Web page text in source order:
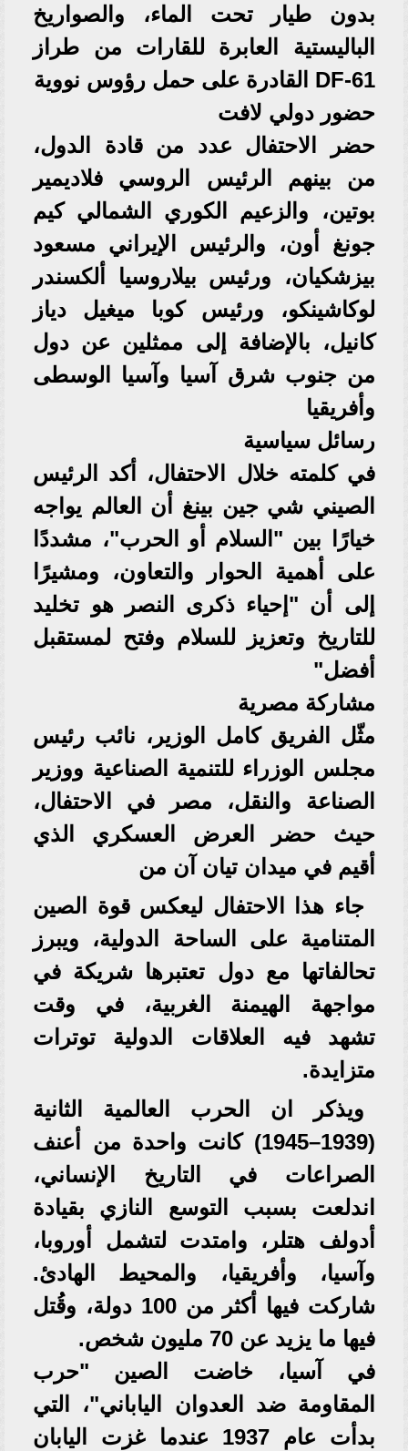
بدون طيار تحت الماء، والصواريخ
الباليستية العابرة للقارات من طراز
DF-61 القادرة على حمل رؤوس نووية
حضور دولي لافت
حضر الاحتفال عدد من قادة الدول،
من بينهم الرئيس الروسي فلاديمير
بوتين، والزعيم الكوري الشمالي كيم
جونغ أون، والرئيس الإيراني مسعود
بيزشكيان، ورئيس بيلاروسيا ألكسندر
لوكاشينكو، ورئيس كوبا ميغيل دياز
كانيل، بالإضافة إلى ممثلين عن دول
من جنوب شرق آسيا وآسيا الوسطى
وأفريقيا
رسائل سياسية
في كلمته خلال الاحتفال، أكد الرئيس
الصيني شي جين بينغ أن العالم يواجه
خيارًا بين "السلام أو الحرب"، مشددًا
على أهمية الحوار والتعاون، ومشيرًا
إلى أن "إحياء ذكرى النصر هو تخليد
للتاريخ وتعزيز للسلام وفتح لمستقبل
أفضل"
مشاركة مصرية
مثّل الفريق كامل الوزير، نائب رئيس
مجلس الوزراء للتنمية الصناعية ووزير
الصناعة والنقل، مصر في الاحتفال،
حيث حضر العرض العسكري الذي
أقيم في ميدان تيان آن من
جاء هذا الاحتفال ليعكس قوة الصين
المتنامية على الساحة الدولية، ويبرز
تحالفاتها مع دول تعتبرها شريكة في
مواجهة الهيمنة الغربية، في وقت
تشهد فيه العلاقات الدولية توترات
متزايدة.
ويذكر ان الحرب العالمية الثانية
(1939–1945) كانت واحدة من أعنف
الصراعات في التاريخ الإنساني،
اندلعت بسبب التوسع النازي بقيادة
أدولف هتلر، وامتدت لتشمل أوروبا،
وآسيا، وأفريقيا، والمحيط الهادئ.
شاركت فيها أكثر من 100 دولة، وقُتل
فيها ما يزيد عن 70 مليون شخص.
في آسيا، خاضت الصين "حرب
المقاومة ضد العدوان الياباني"، التي
بدأت عام 1937 عندما غزت اليابان